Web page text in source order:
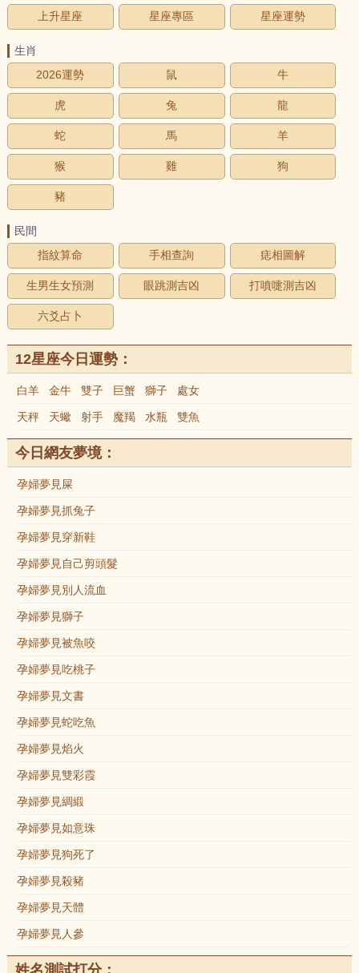
上升星座 星座專區 星座運勢
生肖
2026運勢
鼠 牛
虎 兔 龍
蛇 馬 羊
猴 雞 狗
豬
民間
指紋算命
手相查詢 痣相圖解
生男生女預測 眼跳測吉凶 打噴嚏測吉凶
六爻占卜
12星座今日運勢：
白羊 金牛 雙子 巨蟹 獅子 處女
天秤 天蠍 射手 魔羯 水瓶 雙魚
今日網友夢境：
孕婦夢見屎
孕婦夢見抓兔子
孕婦夢見穿新鞋
孕婦夢見自己剪頭髮
孕婦夢見別人流血
孕婦夢見獅子
孕婦夢見被魚咬
孕婦夢見吃桃子
孕婦夢見文書
孕婦夢見蛇吃魚
孕婦夢見焰火
孕婦夢見雙彩霞
孕婦夢見綢緞
孕婦夢見如意珠
孕婦夢見狗死了
孕婦夢見殺豬
孕婦夢見天體
孕婦夢見人參
姓名測試打分：